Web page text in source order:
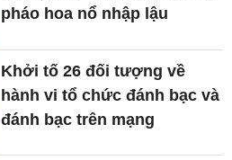
pháo hoa nổ nhập lậu
Khởi tố 26 đối tượng về
hành vi tổ chức đánh bạc và
đánh bạc trên mạng